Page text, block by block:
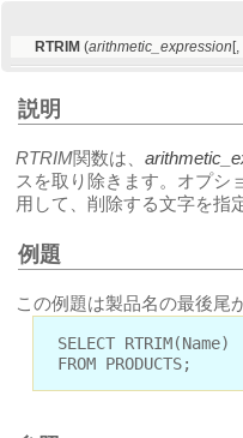
RTRIM (arithmetic_expression [,
説明
RTRIM関数は、
スを取り除きます。オプシ
用して、削除する文字を指
例題
この例題は製品名の最後尾
SELECT RTRIM(Name)
FROM PRODUCTS;